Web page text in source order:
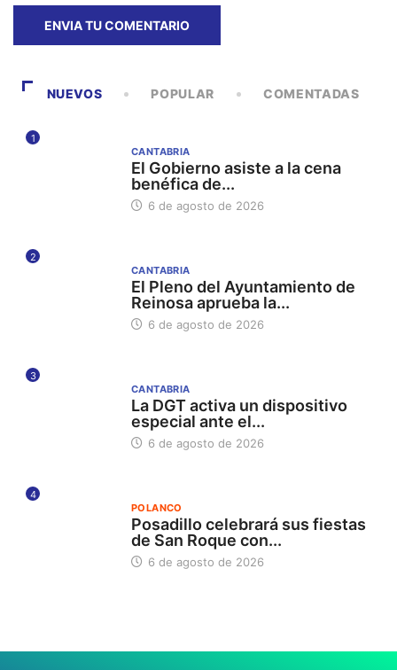
NUEVOS POPULAR COMENTADAS
1
CANTABRIA
El Gobierno asiste a la cena
benéfica de...
6 de agosto de 2026
2
CANTABRIA
El Pleno del Ayuntamiento de
Reinosa aprueba la...
6 de agosto de 2026
3
CANTABRIA
La DGT activa un dispositivo
especial ante el...
6 de agosto de 2026
4
POLANCO
Posadillo celebrará sus fiestas
de San Roque con...
6 de agosto de 2026